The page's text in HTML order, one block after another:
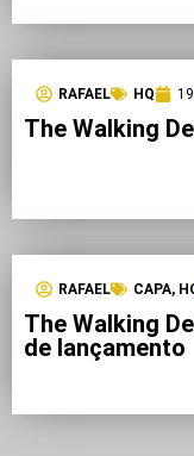
RAFAEL HQ
The Walking
RAFAEL CAPA,
The Walking
de lançamento